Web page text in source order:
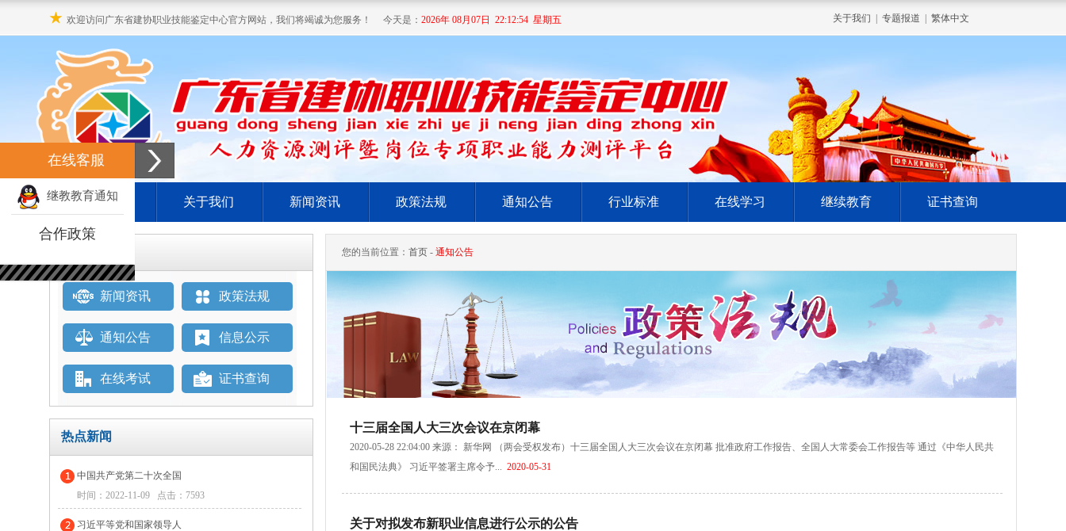
★ 欢迎访问广东省建协职业技能鉴定中心官方网站，我们将竭诚为您服务！ 今天是： 2026年 08月07日 22:12:55 星期五 关于我们 专题报道 繁体中文
网站首页 关于我们 新闻资讯 政策法规 通知公告 行业标准 在线学习 继续教育 证书查询
新闻资讯 政策法规
通知公告 信息公示
在线考试 证书查询
热点新闻
中国共产党第二十次全国
时间：2022-11-09 点击：7593
习近平等党和国家领导人
您的当前位置： 首页 - 通知公告
十三届全国人大三次会议在京闭幕
2020-05-28 22:04:00 来源： 新华网 （两会受权发布）十三届全国人大三次会议在京闭幕 批准政府工作报告、全国人大常委会工作报告等 通过《中华人民共
和国民法典》 习近平签署主席令予... 2020-05-31
关于对拟发布新职业信息进行公示的公告
在线客服
继教教育通知
合作政策